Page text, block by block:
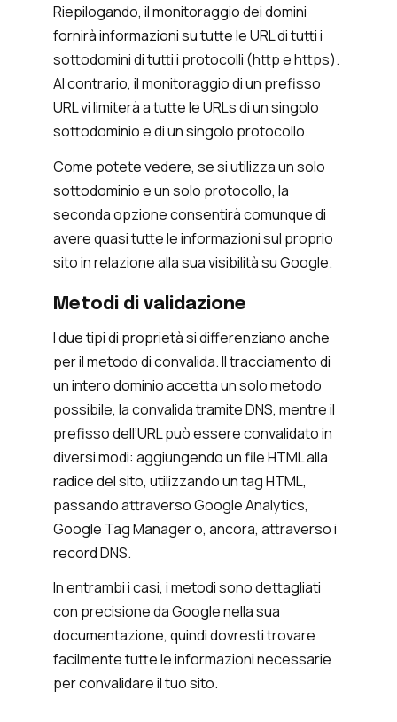
Riepilogando, il monitoraggio dei domini
fornirà informazioni su tutte le URL di tutti i
sottodomini di tutti i protocolli (http e https).
Al contrario, il monitoraggio di un prefisso
URL vi limiterà a tutte le URLs di un singolo
sottodominio e di un singolo protocollo.
Come potete vedere, se si utilizza un solo
sottodominio e un solo protocollo, la
seconda opzione consentirà comunque di
avere quasi tutte le informazioni sul proprio
sito in relazione alla sua visibilità su Google.
Metodi di validazione
I due tipi di proprietà si differenziano anche
per il metodo di convalida. Il tracciamento di
un intero dominio accetta un solo metodo
possibile, la convalida tramite DNS, mentre il
prefisso dell’URL può essere convalidato in
diversi modi: aggiungendo un file HTML alla
radice del sito, utilizzando un tag HTML,
passando attraverso Google Analytics,
Google Tag Manager o, ancora, attraverso i
record DNS.
In entrambi i casi, i metodi sono dettagliati
con precisione da Google nella sua
documentazione, quindi dovresti trovare
facilmente tutte le informazioni necessarie
per convalidare il tuo sito.